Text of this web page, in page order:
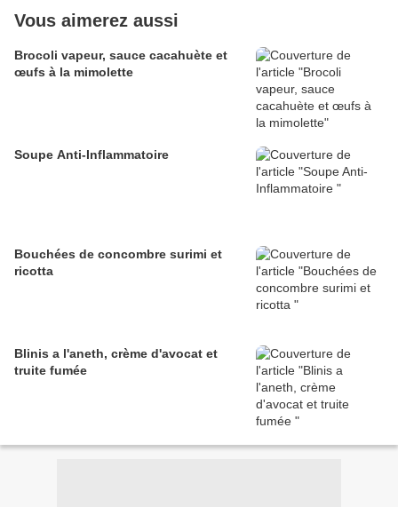
Vous aimerez aussi
Brocoli vapeur, sauce cacahuète et
œufs à la mimolette
Soupe Anti-Inflammatoire
Bouchées de concombre surimi et
ricotta
Blinis a l'aneth, crème d'avocat et
truite fumée